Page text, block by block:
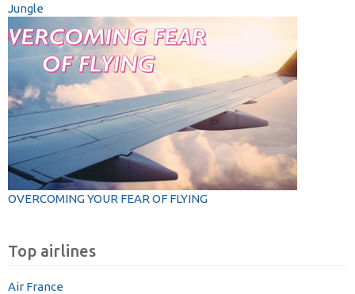
Jungle
OVERCOMING YOUR FEAR OF FLYING
Top airlines
Air France